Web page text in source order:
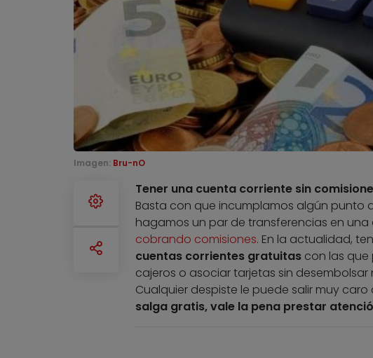
Imagen: Bru-nO
Tener una cuenta corriente sin
Basta con que incumplamos algún punto
hagamos un par de transferencias en
cobrando comisiones. En la actualidad,
cuentas corrientes gratuitascon las que
cajeros o asociar tarjetas sin
Cualquier despiste le puede salir muy caro
salga gratis, vale la pena prestar